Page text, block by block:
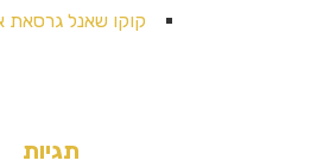
קוקו שאנל גרסאת
תגיות